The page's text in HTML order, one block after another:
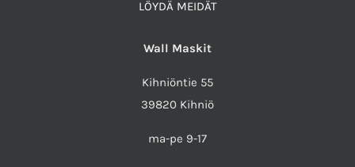
LÖYDÄ MEIDÄT
Wall Maskit
Kihniöntie 55
39820 Kihniö
ma-pe 9-17